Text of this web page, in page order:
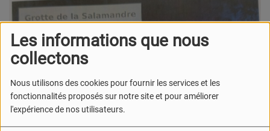
Les informations que nous
collectons
Nous utilisons des cookies pour fournir les services et les
fonctionnalités proposés sur notre site et pour améliorer
l'expérience de nos utilisateurs.